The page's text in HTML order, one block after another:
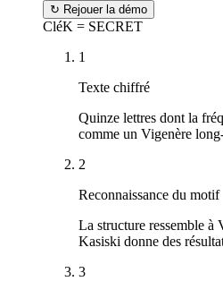
↻ Rejouer la démo
CléK = SECRET
1
Texte chiffré
Quinze lettres dont la
comme un Vigenère
2
Reconnaissance du motif
La structure ressemble à
Kasiski donne des
3